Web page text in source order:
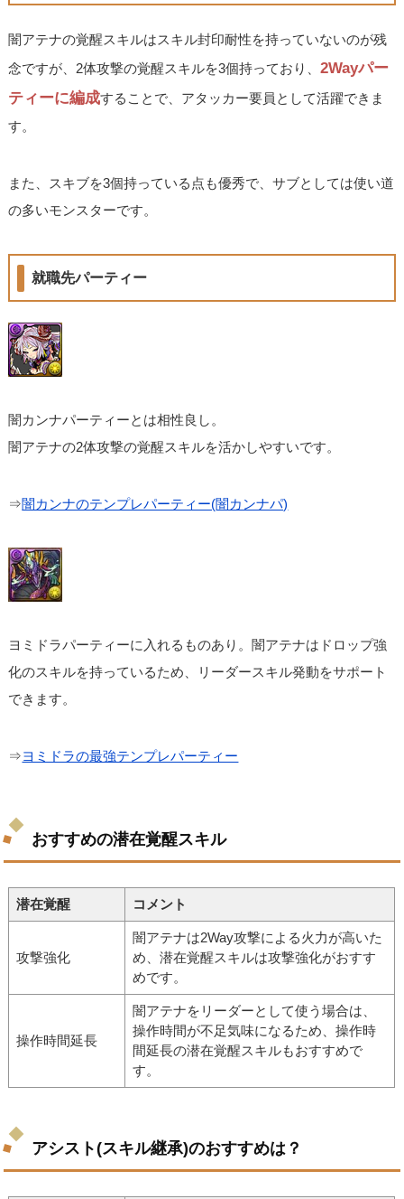
闇アテナの覚醒スキルはスキル封印耐性を持っていないのが残
念ですが、2体攻撃の覚醒スキルを3個持っており、2Wayパー
ティーに編成することで、アタッカー要員として活躍できま
す。
また、スキブを3個持っている点も優秀で、サブとしては使い道
の多いモンスターです。
就職先パーティー
闇カンナパーティーとは相性良し。
闇アテナの2体攻撃の覚醒スキルを活かしやすいです。
⇒闇カンナのテンプレパーティー(闇カンナパ)
ヨミドラパーティーに入れるものあり。闇アテナはドロップ強
化のスキルを持っているため、リーダースキル発動をサポート
できます。
⇒ヨミドラの最強テンプレパーティー
おすすめの潜在覚醒スキル
潜在覚醒 コメント
攻撃強化
闇アテナは2Way攻撃による火力が高いた
め、潜在覚醒スキルは攻撃強化がおすす
めです。
操作時間延長
闇アテナをリーダーとして使う場合は、
操作時間が不足気味になるため、操作時
間延長の潜在覚醒スキルもおすすめで
す。
アシスト(スキル継承)のおすすめは？